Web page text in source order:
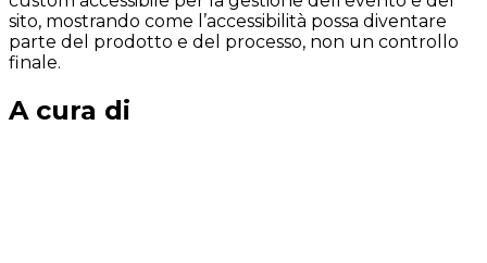
sito, mostrando come l’accessibilità possa diventare
parte del prodotto e del processo, non un controllo
finale.
A cura di